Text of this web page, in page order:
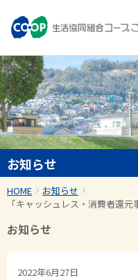
お知らせ
HOME
お知らせ
「キャッシュレス・消費者還
お知らせ
2022年6月27日